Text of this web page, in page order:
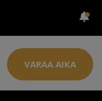
VARAA AIKA